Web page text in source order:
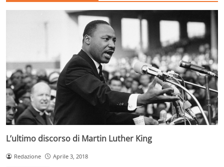
L’ultimo discorso di Martin Luther King
Redazione Aprile 3, 2018